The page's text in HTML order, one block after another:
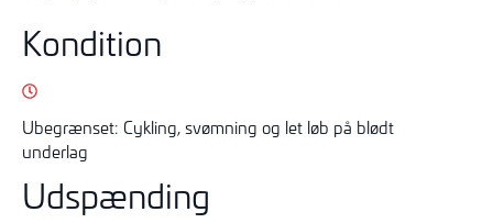
Kondition
Ubegrænset: Cykling, svømning og let løb på blødt
underlag
Udspænding